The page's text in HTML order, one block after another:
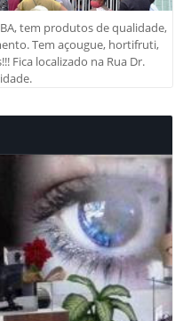
tem produtos de qualidade,
Tem açougue, hortifruti,
Fica localizado na Rua Dr.